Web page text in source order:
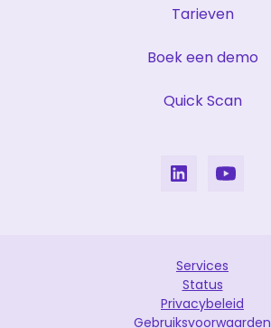
Tarieven
Boek een demo
Quick Scan
Services
Status
Privacybeleid
Gebruiksvoorwaarden